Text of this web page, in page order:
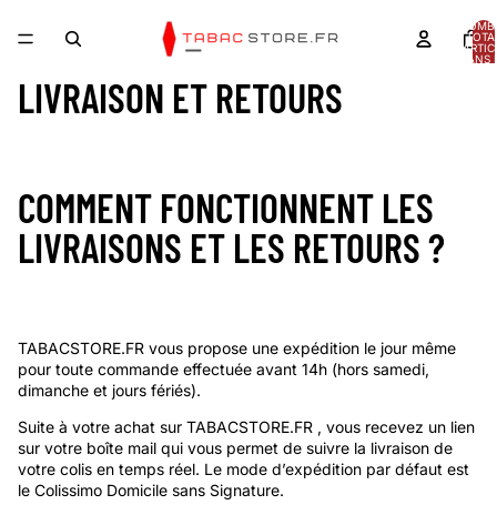
DANS
LIVRAISON ET RETOURS
COMMENT FONCTIONNENT LES
LIVRAISONS ET LES RETOURS ?
TABACSTORE.FR vous propose une expédition le jour même
pour toute commande effectuée avant 14h (hors samedi,
dimanche et jours fériés).
Suite à votre achat sur TABACSTORE.FR , vous recevez un lien
sur votre boîte mail qui vous permet de suivre la livraison de
votre colis en temps réel. Le mode d’expédition par défaut est
le Colissimo Domicile sans Signature.